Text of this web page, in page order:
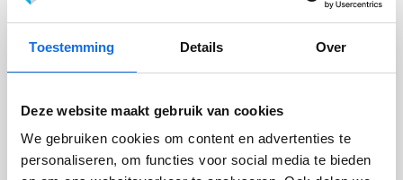
Toestemming Details Over
Deze website maakt gebruik van cookies
We gebruiken cookies om content en advertenties te
personaliseren, om functies voor social media te bieden
Omdat Mo geen vertrouwen had in opnieuw EMDR
Gehechtheidom te starten met TF-CBT* (trauma-
focused cognitive behavioral therapy) met een
traumaverhaal op en leest dit voor aan iemand uit
diens netwerk. Voor Mo bleek dat ingewikkeld: hij
wilde dit verhaal met niemand uit zijn omgeving